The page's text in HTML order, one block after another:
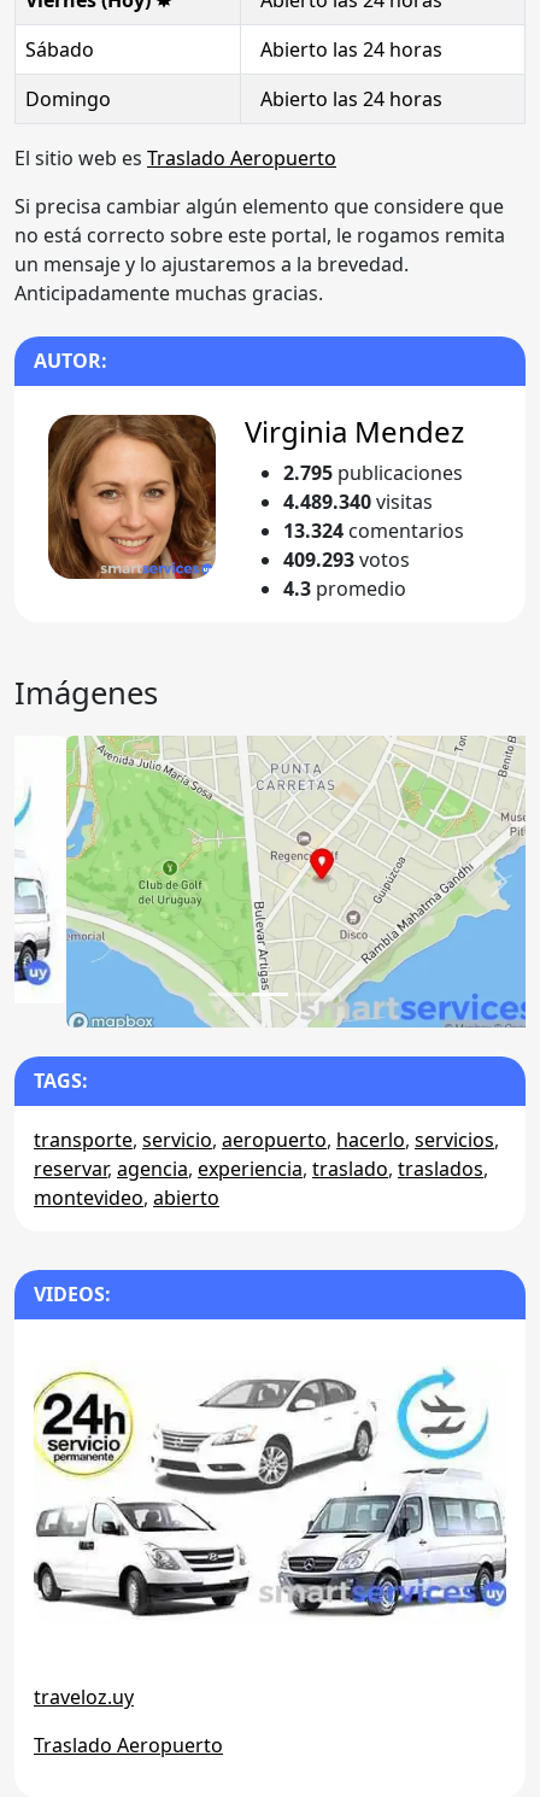
Sábado
Abierto las 24 horas
Domingo
Abierto las 24 horas
El sitio web es Traslado Aeropuerto
Si precisa cambiar algún elemento que considere que
no está correcto sobre este portal, le rogamos remita
un mensaje y lo ajustaremos a la brevedad.
Anticipadamente muchas gracias.
AUTOR:
Virginia Mendez
2.795 publicaciones
4.489.340visitas
13.324 comentarios
409.293votos
4.3 promedio
Imágenes
Anterior
TAGS:
transporte, servicio, aeropuerto, hacerlo, servicios,
reservar, agencia, experiencia, traslado, traslados,
montevideo, abierto
VIDEOS:
traveloz.uy
Traslado Aeropuerto